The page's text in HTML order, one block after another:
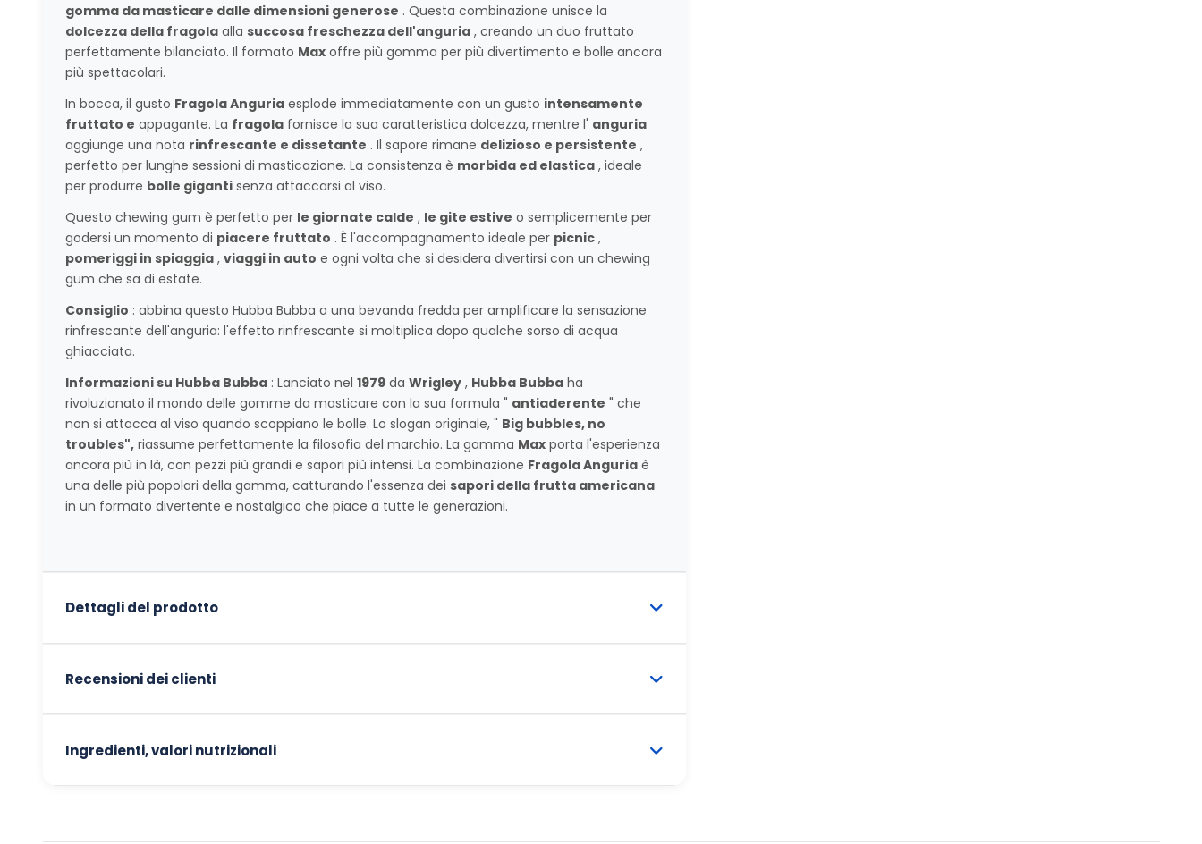
gomma da masticare dalle dimensioni generose . Questa combinazione unisce la
dolcezza della fragolaalla succosa freschezza dell'anguria, creando un duo fruttato
perfettamente bilanciato. Il formato Maxoffre più gomma per più divertimento e bolle ancora
più spettacolari.
In bocca, il gusto Fragola Anguriaesplode immediatamente con un gusto intensamente
fruttato e appagante. La fragolafornisce la sua caratteristica dolcezza, mentre l' anguria
aggiunge una nota rinfrescante e dissetante . Il sapore rimane delizioso e persistente ,
perfetto per lunghe sessioni di masticazione. La consistenza è morbida ed elastica, ideale
per produrre bolle gigantisenza attaccarsi al viso.
Questo chewing gum è perfetto per le giornate calde , le gite estive o semplicemente per
godersi un momento di piacere fruttato . È l'accompagnamento ideale per picnic,
pomeriggi in spiaggia, viaggi in auto e ogni volta che si desidera divertirsi con un chewing
gum che sa di estate.
Consiglio : abbina questo Hubba Bubba a una bevanda fredda per amplificare la sensazione
rinfrescante dell'anguria: l'effetto rinfrescante si moltiplica dopo qualche sorso di acqua
ghiacciata.
Informazioni su Hubba Bubba: Lanciato nel 1979da Wrigley, Hubba Bubbaha
rivoluzionato il mondo delle gomme da masticare con la sua formula " antiaderente " che
non si attacca al viso quando scoppiano le bolle. Lo slogan originale, " Big bubbles, no
troubles",riassume perfettamente la filosofia del marchio. La gamma Maxporta l'esperienza
ancora più in là, con pezzi più grandi e sapori più intensi. La combinazione Fragola Anguriaè
una delle più popolari della gamma, catturando l'essenza dei sapori della frutta americana
in un formato divertente e nostalgico che piace a tutte le generazioni.
Dettagli del prodotto
Recensioni dei clienti
Ingredienti, valori nutrizionali